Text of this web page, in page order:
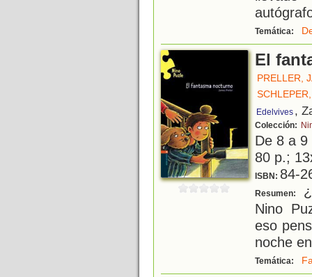
Temática:
El
PRELLER,
Edelvives ,
Colección:
De 8 a
80 p.;
ISBN: 84-
Resumen:
Nino
eso
noche
Temática: